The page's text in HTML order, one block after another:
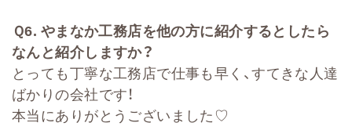
Ｑ6. やまなか工務店を他の方に紹介するとしたら
なんと紹介しますか？
とっても丁寧な工務店で仕事も早く、すてきな人達
ばかりの会社です！
本当にありがとうございました♡